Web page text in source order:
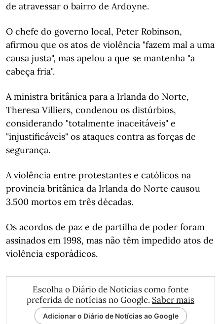
de atravessar o bairro de Ardoyne.
O chefe do governo local, Peter Robinson,
afirmou que os atos de violência "fazem mal a uma
causa justa", mas apelou a que se mantenha "a
cabeça fria".
A ministra britânica para a Irlanda do Norte,
Theresa Villiers, condenou os distúrbios,
considerando "totalmente inaceitáveis" e
"injustificáveis" os ataques contra as forças de
segurança.
A violência entre protestantes e católicos na
província britânica da Irlanda do Norte causou
3.500 mortos em três décadas.
Os acordos de paz e de partilha de poder foram
assinados em 1998, mas não têm impedido atos de
violência esporádicos.
Escolha o Diário de Notícias como fonte
preferida de notícias no Google. Saber mais
Adicionar o Diário de Notícias ao Google